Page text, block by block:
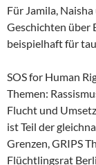
Für Jamila,
Geschichten über
beispielhaft für
SOS for Human
Themen:
Flucht und
ist Teil der
Grenzen, GRIPS
Flüchtlingsrat